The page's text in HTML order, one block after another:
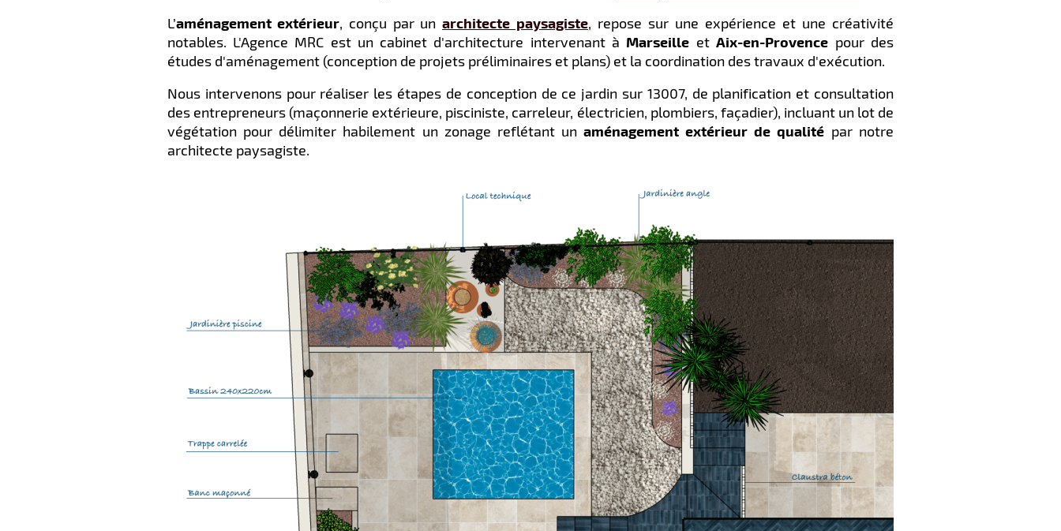
L’aménagement extérieur, conçu par un architecte paysagiste, repose sur une expérience et une créativité
notables. L'Agence MRC est un cabinet d'architecture intervenant à Marseille et Aix-en-Provence pour des
études d'aménagement (conception de projets préliminaires et plans) et la coordination des travaux d'exécution.
Nous intervenons pour réaliser les étapes de conception de ce jardin sur 13007, de planification et consultation
des entrepreneurs (maçonnerie extérieure, pisciniste, carreleur, électricien, plombiers, façadier), incluant un lot de
végétation pour délimiter habilement un zonage reflétant un aménagement extérieur de qualité par notre
architecte paysagiste.